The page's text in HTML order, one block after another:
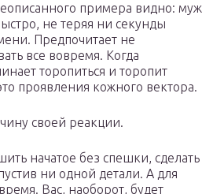
примера видно: муж
не теряя ни секунды
Предпочитает не
все вовремя. Когда
торопиться и торопит
проявления кожного вектора.
своей реакции.
начатое без спешки, сделать
ни одной детали. А для
Вас, наоборот, будет